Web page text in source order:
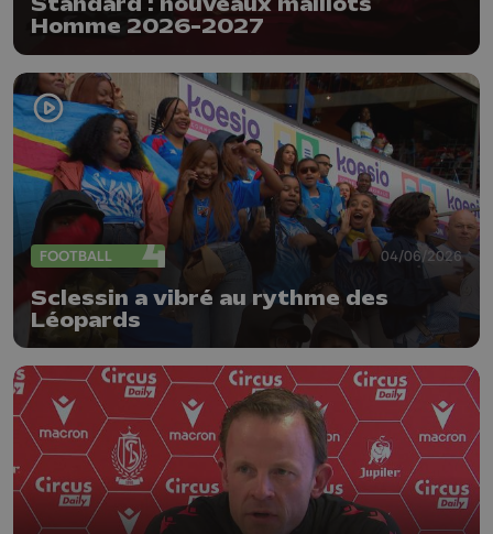
Homme 2026-2027
FOOTBALL 04/06/2026
Sclessin a vibré au rythme des
Léopards